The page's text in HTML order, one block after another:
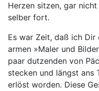
Herzen sitzen, gar
selber fort.
Es war Zeit, daß ich
armen »Maler und
paar dutzenden von
stecken und längst ans
erlöst worden. Diese